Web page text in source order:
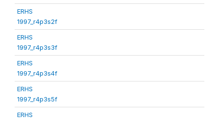
ERHS
1997_r4p3s2f
ERHS
1997_r4p3s3f
ERHS
1997_r4p3s4f
ERHS
1997_r4p3s5f
ERHS